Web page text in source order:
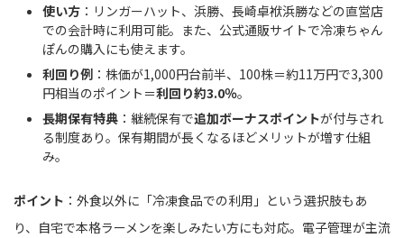
使い方 ：リンガーハット、浜勝、長崎卓袱浜勝などの直営店
での会計時に利用可能。また、公式通販サイトで冷凍ちゃん
ぽんの購入にも使えます。
利回り例 ：株価が1,000円台前半、100株＝約11万円で3,300
円相当のポイント＝利回り約3.0％。
長期保有特典 ：継続保有で追加ボーナスポイントが付与され
る制度あり。保有期間が長くなるほどメリットが増す仕組
み。
ポイント ：外食以外に「冷凍食品での利用」という選択肢もあ
り、自宅で本格ラーメンを楽しみたい方にも対応。電子管理が主流